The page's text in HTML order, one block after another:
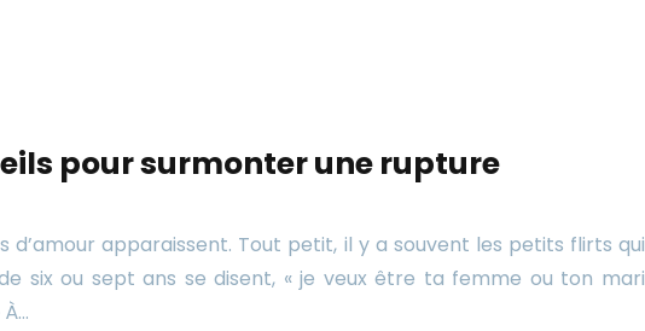
pour surmonter une rupture
d’amour apparaissent. Tout petit, il y a souvent les petits flirts qui
six ou sept ans se disent, « je veux être ta femme ou ton mari